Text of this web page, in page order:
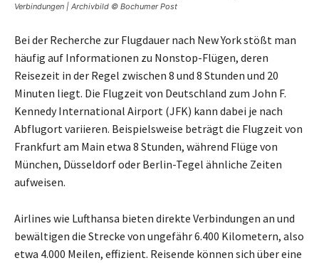
Verbindungen | Archivbild © Bochumer Post
Bei der Recherche zur Flugdauer nach New York stößt man
häufig auf Informationen zu Nonstop-Flügen, deren
Reisezeit in der Regel zwischen 8 und 8 Stunden und 20
Minuten liegt. Die Flugzeit von Deutschland zum John F.
Kennedy International Airport (JFK) kann dabei je nach
Abflugort variieren. Beispielsweise beträgt die Flugzeit von
Frankfurt am Main etwa 8 Stunden, während Flüge von
München, Düsseldorf oder Berlin-Tegel ähnliche Zeiten
aufweisen.
Airlines wie Lufthansa bieten direkte Verbindungen an und
bewältigen die Strecke von ungefähr 6.400 Kilometern, also
etwa 4.000 Meilen, effizient. Reisende können sich über eine